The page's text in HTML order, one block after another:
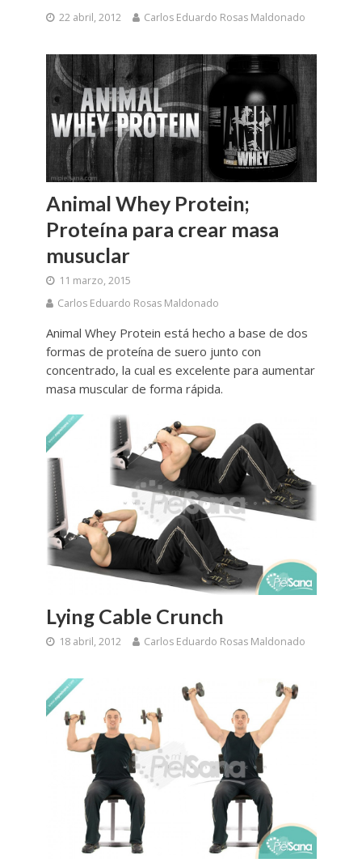
22 abril, 2012 Carlos Eduardo Rosas Maldonado
Animal Whey Protein;
Proteína para crear masa
musuclar
11 marzo, 2015
Carlos Eduardo Rosas Maldonado
Animal Whey Protein está hecho a base de dos
formas de proteína de suero junto con
concentrado, la cual es excelente para aumentar
masa muscular de forma rápida.
Lying Cable Crunch
18 abril, 2012 Carlos Eduardo Rosas Maldonado